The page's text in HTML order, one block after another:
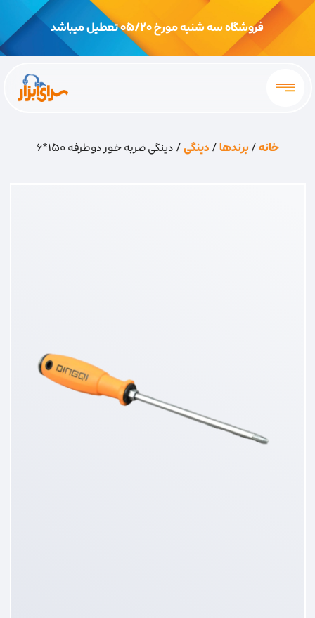
فروشگاه سه شنبه مورخ 05/20 تعطیل میباشد
خانه/برندها/دینگی/ دینگی ضربه خور دوطرفه 150*6